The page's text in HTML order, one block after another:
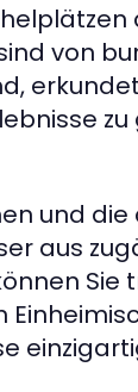
von
und
aus
Sie